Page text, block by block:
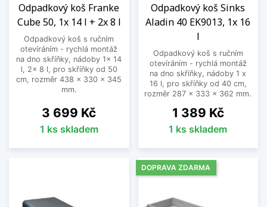
Odpadkový koš Franke
Cube 50, 1x 14 l + 2x 8 l
Odpadkový koš s ručním
otevíráním - rychlá montáž
na dno skříňky, nádoby 1x 14
l, 2x 8 l, pro skříňky od 50
cm, rozměr 438 x 330 x 345
mm.
Cena
3 699 Kč
1 ks skladem
Odpadkový koš Sinks
Aladin 40 EK9013, 1x 16
l
Odpadkový koš s ručním
otevíráním - rychlá montáž
na dno skříňky, nádoby 1 x
16 l, pro skříňky od 40 cm,
rozměr 287 x 333 x 362 mm.
Cena
1 389 Kč
1 ks skladem
DOPRAVA ZDARMA